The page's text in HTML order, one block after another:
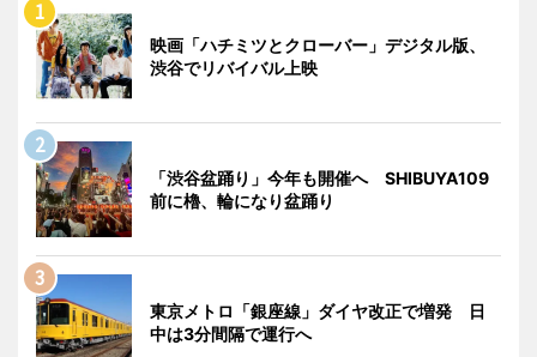
映画「ハチミツとクローバー」デジタル版、
渋谷でリバイバル上映
「渋谷盆踊り」今年も開催へ SHIBUYA109
前に櫓、輪になり盆踊り
東京メトロ「銀座線」ダイヤ改正で増発 日
中は3分間隔で運行へ